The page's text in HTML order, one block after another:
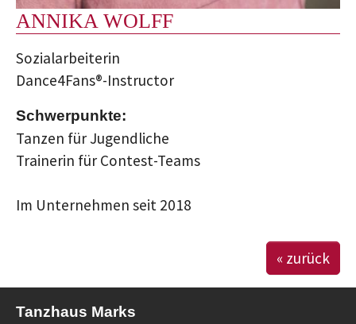
ANNIKA WOLFF
Sozialarbeiterin
Dance4Fans®-Instructor
Schwerpunkte:
Tanzen für Jugendliche
Trainerin für Contest-Teams
Im Unternehmen seit 2018
« zurück
Tanzhaus Marks